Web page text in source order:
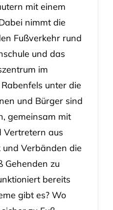
mit einem
nimmt die
Fußverkehr rund
und das
im
unter die
und Bürger sind
gemeinsam mit
Vertretern aus
Verbänden die
Gehenden zu
bereits
gibt es? Wo